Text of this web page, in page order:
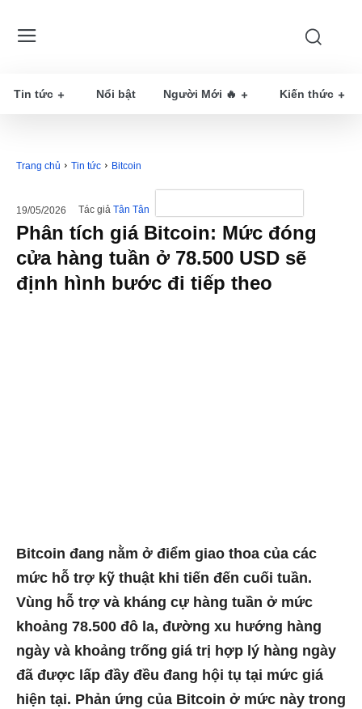
Tin tức Nổi bật Người Mới 🔥 Kiến thức
Trang chủ Tin tức Bitcoin
19/05/2026 Tác giả Tân Tân
Phân tích giá Bitcoin: Mức đóng
cửa hàng tuần ở 78.500 USD sẽ
định hình bước đi tiếp theo
Bitcoin đang nằm ở điểm giao thoa của các
mức hỗ trợ kỹ thuật khi tiến đến cuối tuần.
Vùng hỗ trợ và kháng cự hàng tuần ở mức
khoảng 78.500 đô la, đường xu hướng hàng
ngày và khoảng trống giá trị hợp lý hàng ngày
đã được lấp đầy đều đang hội tụ tại mức giá
hiện tại. Phản ứng của Bitcoin ở mức này trong